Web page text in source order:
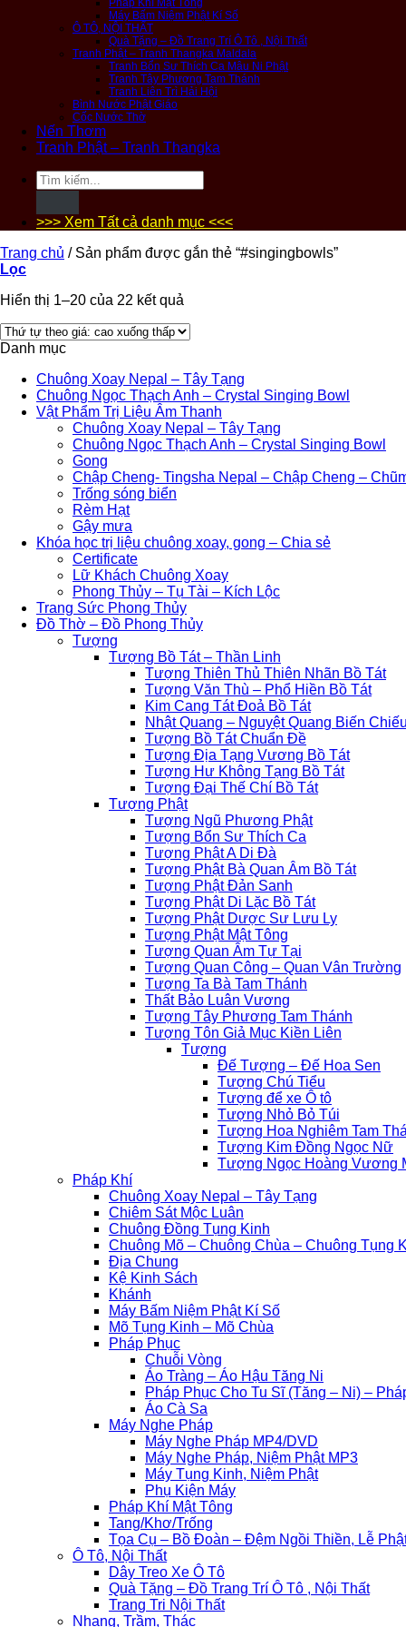
Pháp Khí Mật Tông
Máy Bấm Niệm Phật Kí Số
Ô TÔ, NỘI THẤT
Quà Tặng – Đồ Trang Trí Ô Tô , Nội Thất
Tranh Phật – Tranh Thangka Maldala
Tranh Bổn Sư Thích Ca Mâu Ni Phật
Tranh Tây Phương Tam Thánh
Tranh Liên Trì Hải Hội
Bình Nước Phật Giáo
Cốc Nước Thờ
Nến Thơm
Tranh Phật – Tranh Thangka
Tìm
kiếm:
>>> Xem Tất cả danh mục <<<
Trang chủ /Sản phẩm được gắn thẻ “#singingbowls”
Lọc
Hiển thị 1–20 của 22 kết quả
Danh mục
Chuông Xoay Nepal – Tây Tạng
Chuông Ngọc Thạch Anh – Crystal Singing Bowl
Vật Phẩm Trị Liệu Âm Thanh
Chuông Xoay Nepal – Tây Tạng
Chuông Ngọc Thạch Anh – Crystal Singing Bowl
Gong
Chập Cheng- Tingsha Nepal – Chập Cheng –
Trống sóng biển
Rèm Hạt
Gậy mưa
Khóa học trị liệu chuông xoay, gong – Chia sẻ
Certificate
Lữ Khách Chuông Xoay
Phong Thủy – Tụ Tài – Kích Lộc
Trang Sức Phong Thủy
Đồ Thờ – Đồ Phong Thủy
Tượng
Tượng Bồ Tát – Thần Linh
Tượng Thiên Thủ Thiên Nhãn Bồ Tát
Tượng Văn Thù – Phổ Hiền Bồ Tát
Kim Cang Tát Đoả Bồ Tát
Nhật Quang – Nguyệt Quang Biến
Tượng Bồ Tát Chuẩn Đề
Tượng Địa Tạng Vương Bồ Tát
Tượng Hư Không Tạng Bồ Tát
Tượng Đại Thế Chí Bồ Tát
Tượng Phật
Tượng Ngũ Phương Phật
Tượng Bổn Sư Thích Ca
Tượng Phật A Di Đà
Tượng Phật Bà Quan Âm Bồ Tát
Tượng Phật Đản Sanh
Tượng Phật Di Lặc Bồ Tát
Tượng Phật Dược Sư Lưu Ly
Tượng Phật Mật Tông
Tượng Quan Âm Tự Tại
Tượng Quan Công – Quan Vân Trường
Tượng Ta Bà Tam Thánh
Thất Bảo Luân Vương
Tượng Tây Phương Tam Thánh
Tượng Tôn Giả Mục Kiền Liên
Tượng
Đế Tượng – Đế Hoa Sen
Tượng Chú Tiểu
Tượng để xe Ô tô
Tượng Nhỏ Bỏ Túi
Tượng Hoa Nghiêm Tam
Tượng Kim Đồng Ngọc Nữ
Tượng Ngọc Hoàng Vương
Pháp Khí
Chuông Xoay Nepal – Tây Tạng
Chiêm Sát Mộc Luân
Chuông Đồng Tụng Kinh
Chuông Mõ – Chuông Chùa – Chuông Tụng
Địa Chung
Kệ Kinh Sách
Khánh
Máy Bấm Niệm Phật Kí Số
Mõ Tụng Kinh – Mõ Chùa
Pháp Phục
Chuỗi Vòng
Áo Tràng – Áo Hậu Tăng Ni
Pháp Phục Cho Tu Sĩ (Tăng – Ni) –
Áo Cà Sa
Máy Nghe Pháp
Máy Nghe Pháp MP4/DVD
Máy Nghe Pháp, Niệm Phật MP3
Máy Tụng Kinh, Niệm Phật
Phụ Kiện Máy
Pháp Khí Mật Tông
Tang/Khơ/Trống
Tọa Cụ – Bồ Đoàn – Đệm Ngồi Thiền, Lễ
Ô Tô, Nội Thất
Dây Treo Xe Ô Tô
Quà Tặng – Đồ Trang Trí Ô Tô , Nội Thất
Trang Tri Nội Thất
Nhang, Trầm, Thác